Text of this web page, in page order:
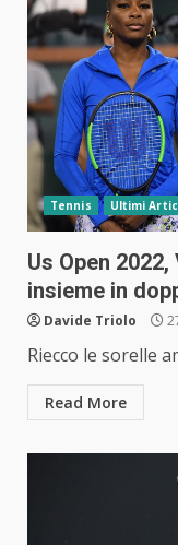
Tennis Ultimi
Us Open
insieme in
Davide Triolo
Riecco le sorelle
Read More